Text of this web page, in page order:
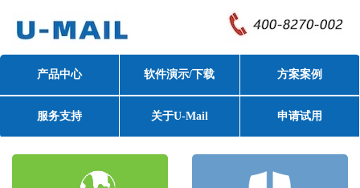
产品中心 软件演示/下载 方案案例
服务支持 关于U-Mail 申请试用